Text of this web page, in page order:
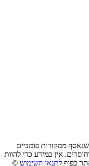
ממקורות פומביים
אין במידע כדי להוות
כפוף לתנאי השימוש ©